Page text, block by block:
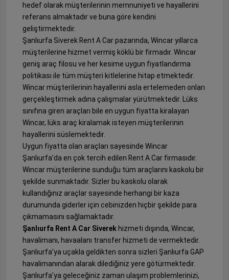
hedef olarak müşterilerinin memnuniyeti ve hayallerini
referans almaktadır ve buna göre kendini
geliştirmektedir.
Şanlıurfa Siverek Rent A Car pazarında, Wincar yıllarca
müşterilerine hizmet vermiş köklü bir firmadır. Wincar
geniş araç filosu ve her kesime uygun fiyatlandırma
politikası ile tüm müşteri kitlelerine hitap etmektedir.
Wincar müşterilerinin hayallerini asla ertelemeden onları
gerçekleştirmek adına çalışmalar yürütmektedir. Lüks
sınıfına giren araçları bile en uygun fiyatta kiralayan
Wincar, lüks araç kiralamak isteyen müşterilerinin
hayallerini süslemektedir.
Uygun fiyatta olan araçları sayesinde Wincar
Şanlıurfa’da en çok tercih edilen Rent A Car firmasıdır.
Wincar müşterilerine sunduğu tüm araçlarını kaskolu bir
şekilde sunmaktadır. Sizler bu kaskolu olarak
kullandığınız araçlar sayesinde herhangi bir kaza
durumunda giderler için cebinizden hiçbir şekilde para
çıkmamasını sağlamaktadır.
Şanlıurfa Rent A Car Siverek hizmeti dışında, Wincar,
havalimanı, havaalanı transfer hizmeti de vermektedir.
Şanlıurfa’ya uçakla geldikten sonra sizleri Şanlıurfa GAP
havalimanından alarak dilediğiniz yere götürmektedir.
Şanlıurfa’ya geleceğiniz zaman ulaşım problemlerinizi,